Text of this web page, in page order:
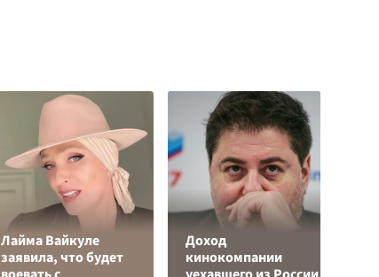
Лайма Вайкуле
заявила, что будет
Доход
кинокомпании